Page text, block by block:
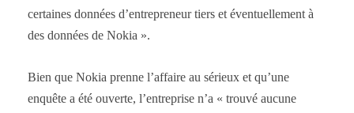
certaines données d’entrepreneur tiers et éventuellement à
des données de Nokia ».
Bien que Nokia prenne l’affaire au sérieux et qu’une
enquête a été ouverte, l’entreprise n’a « trouvé aucune